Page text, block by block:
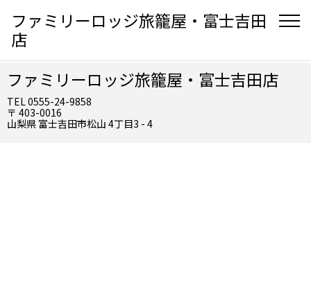
ファミリーロッジ旅籠屋・富士吉田
店
ファミリーロッジ旅籠屋・富士吉田店
TEL 0555-24-9858
〒 403-0016
山梨県 富士吉田市松山 4丁目3 - 4